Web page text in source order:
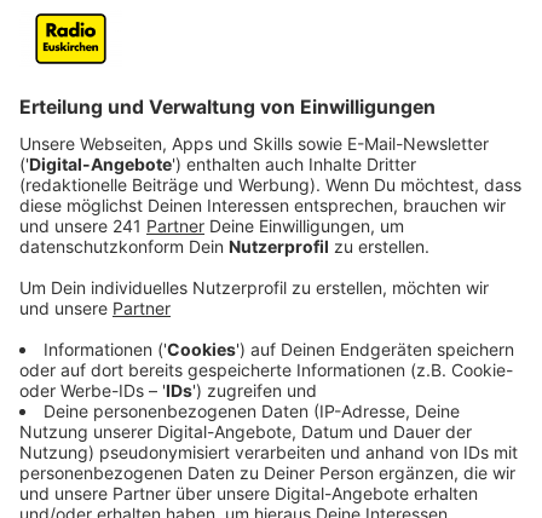
Wir benötigen Ihre
Zustimmung, um den YouTube
Video-Service zu laden!
Wir verwenden einen Service eines
Drittanbieters, um Videoinhalte
einzubetten. Dieser Service kann
Daten zu Ihren Aktivitäten
sammeln. Bitte lesen Sie die
Details durch und stimmen Sie der
Nutzung des Service zu, um dieses
Video anzusehen.
Mehr Informationen
Ihr wollt den perfekten Soundtrack für euren Urlaub in